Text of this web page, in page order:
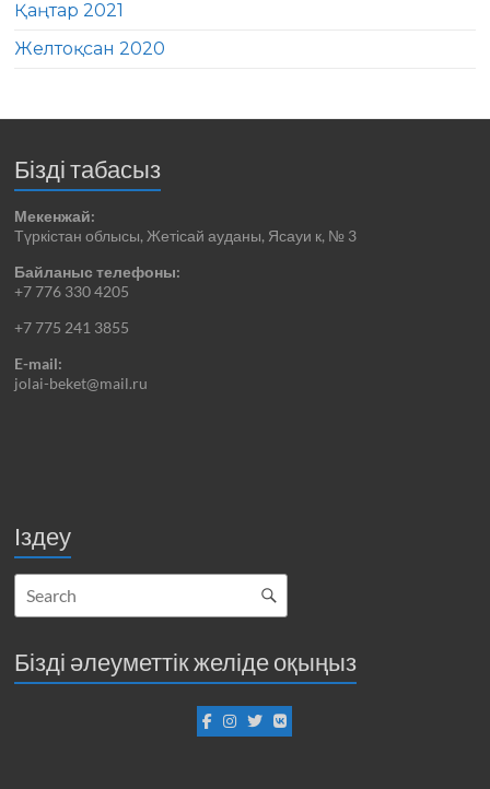
Қаңтар 2021
Желтоқсан 2020
Бізді табасыз
Мекенжай:
Түркістан облысы, Жетісай ауданы, Ясауи к, № 3
Байланыс телефоны:
+7 776 330 4205
+7 775 241 3855
E-mail:
jolai-beket@mail.ru
Іздеу
Бізді әлеуметтік желіде оқыңыз